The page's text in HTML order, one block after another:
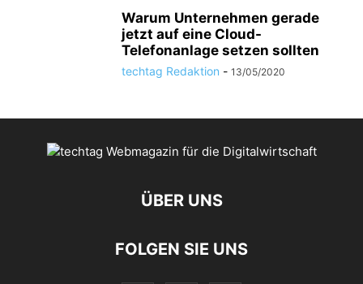
Warum Unternehmen gerade
jetzt auf eine Cloud-
Telefonanlage setzen sollten
techtag Redaktion - 13/05/2020
ÜBER UNS
FOLGEN SIE UNS